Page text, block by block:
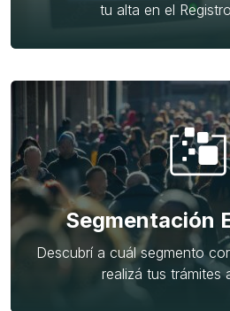
tu alta en el
Segmentación
Descubrí a cuál segmento
realizá tus trámites